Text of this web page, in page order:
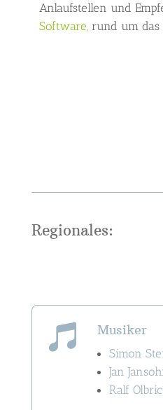
Anlaufstellen und
Software, rund um das
Regionales:
 Musiker
Simon
Jan
Ralf